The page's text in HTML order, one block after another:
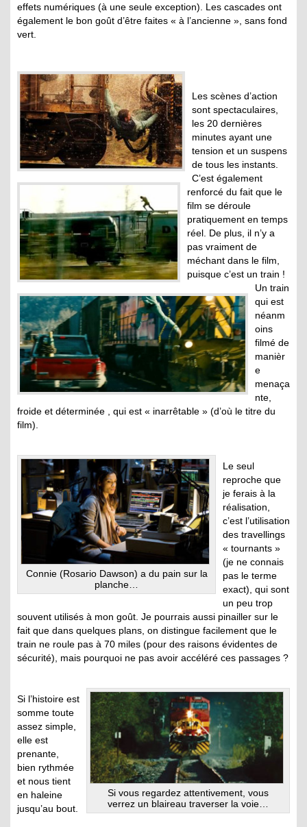
effets numériques (à une seule exception). Les cascades ont
également le bon goût d’être faites « à l’ancienne », sans fond
vert.
Les scènes d’action
sont spectaculaires,
les 20 dernières
minutes ayant une
tension et un suspens
de tous les instants.
C’est également
renforcé du fait que le
film se déroule
pratiquement en temps
réel. De plus, il n’y a
pas vraiment de
méchant dans le film,
puisque c’est un train !
Un train
qui est
néanm
oins
filmé de
manièr
e
menaça
nte,
froide et déterminée , qui est « inarrêtable » (d’où le titre du
film).
Connie (Rosario Dawson) a du pain sur la
planche…
Le seul
reproche que
je ferais à la
réalisation,
c’est l’utilisation
des travellings
« tournants »
(je ne connais
pas le terme
exact), qui sont
un peu trop
souvent utilisés à mon goût. Je pourrais aussi pinailler sur le
fait que dans quelques plans, on distingue facilement que le
train ne roule pas à 70 miles (pour des raisons évidentes de
sécurité), mais pourquoi ne pas avoir accéléré ces passages ?
Si vous regardez attentivement, vous
verrez un blaireau traverser la voie…
Si l’histoire est
somme toute
assez simple,
elle est
prenante,
bien rythmée
et nous tient
en haleine
jusqu’au bout.